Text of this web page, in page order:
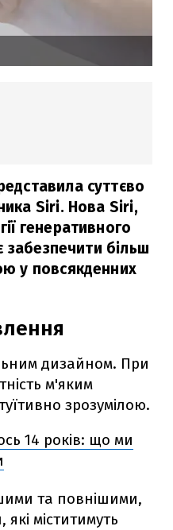
суттєво
Siri. Нова Siri,
генеративного
забезпечити більш
у повсякденних
дизайном. При
м'яким
зрозумілою.
14 років: що ми
та повнішими,
міститимуть